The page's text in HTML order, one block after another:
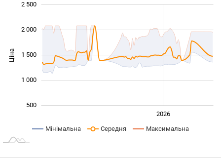
Ціна 1 000
1 000
2 500
2 000
1 500
500
2026
Мінімальна Середня Максимальна